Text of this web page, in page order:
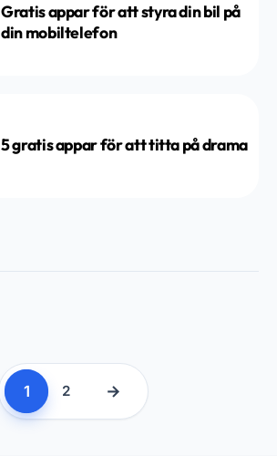
Gratis appar för att styra din bil på
din mobiltelefon
5 gratis appar för att titta på drama
1 2 →